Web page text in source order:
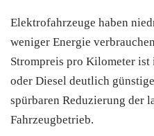
Elektrofahrzeuge haben
weniger Energie
Strompreis pro Kilometer
oder Diesel deutlich
spürbaren Reduzierung der
Fahrzeugbetrieb.